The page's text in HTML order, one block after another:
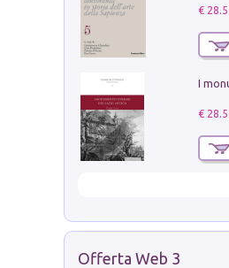
€ 28.5
€ 28.5
Offerta Web 3